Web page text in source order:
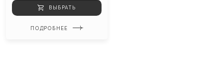
ВЫБРАТЬ
ПОДРОБНЕЕ